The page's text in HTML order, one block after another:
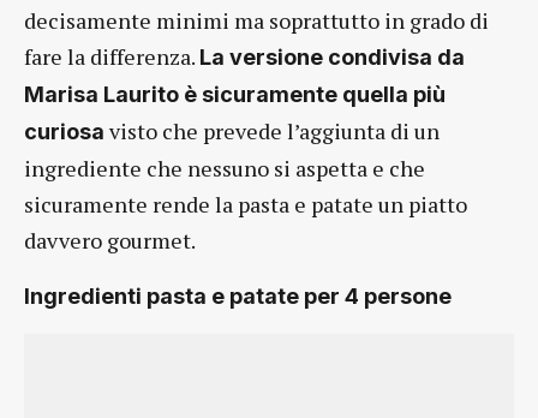
decisamente minimi ma soprattutto in grado di
fare la differenza. La versione condivisa da
Marisa Laurito è sicuramente quella più
curiosa visto che prevede l’aggiunta di un
ingrediente che nessuno si aspetta e che
sicuramente rende la pasta e patate un piatto
davvero gourmet.
Ingredienti pasta e patate per 4 persone